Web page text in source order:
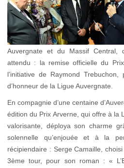
Auvergnate et du Massif Central,
attendu : la remise officielle du
l’initiative de Raymond
d’honneur de la Ligue Auvergnate.
En compagnie d’une centaine
édition du Prix Arverne, qui offre à la
valorisante, déploya son charme
solennelle qu’enjouée et à la
récipiendaire : Serge Camaille,
3ème tour, pour son roman : «